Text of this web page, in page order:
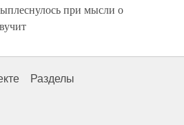
при мысли о
Разделы